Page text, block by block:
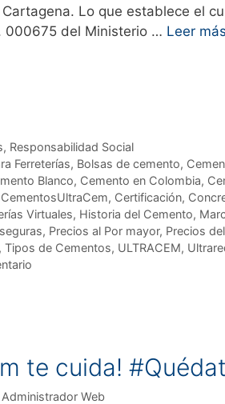
Lo que establece el
000675 del Ministerio … Leer más
, Responsabilidad Social
Ferreterías, Bolsas de cemento,
Blanco, Cemento en Colombia,
CementosUltraCem, Certificación,
Virtuales, Historia del Cemento,
, Precios al Por mayor, Precios
, Tipos de Cementos, ULTRACEM,
te cuida!
Administrador Web